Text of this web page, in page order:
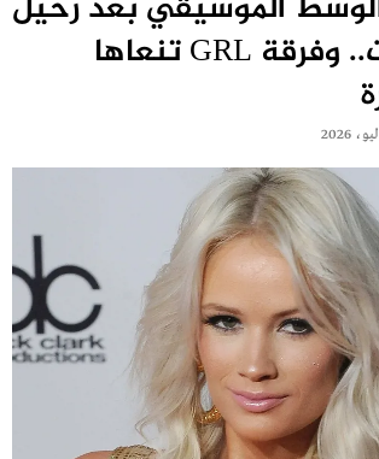
لورين بينيت.. وفرقة GRL تنعاها